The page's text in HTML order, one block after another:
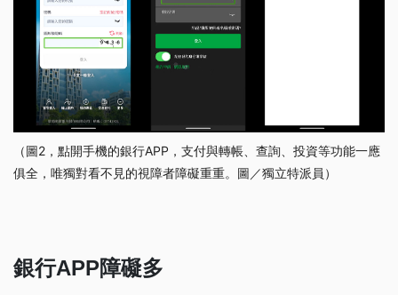
（圖2，點開手機的銀行APP，支付與轉帳、查詢、投資等功能一應
俱全，唯獨對看不見的視障者障礙重重。圖／獨立特派員）
銀行APP障礙多